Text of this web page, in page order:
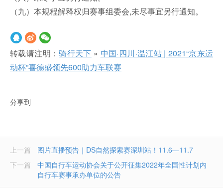
（九）本规程解释权归赛事组委会,未尽事宜另行通知。
转载请注明：骑行天下 » 中国·四川·温江站 | 2021“京东运
动杯”喜德盛领先600助力车联赛
分享到
上一篇
图片直播预告｜DS自然探索赛深圳站！11.6—11.7
中国自行车运动协会关于公开征集2022年全国性计划内
自行车赛事承办单位的公告
下一篇